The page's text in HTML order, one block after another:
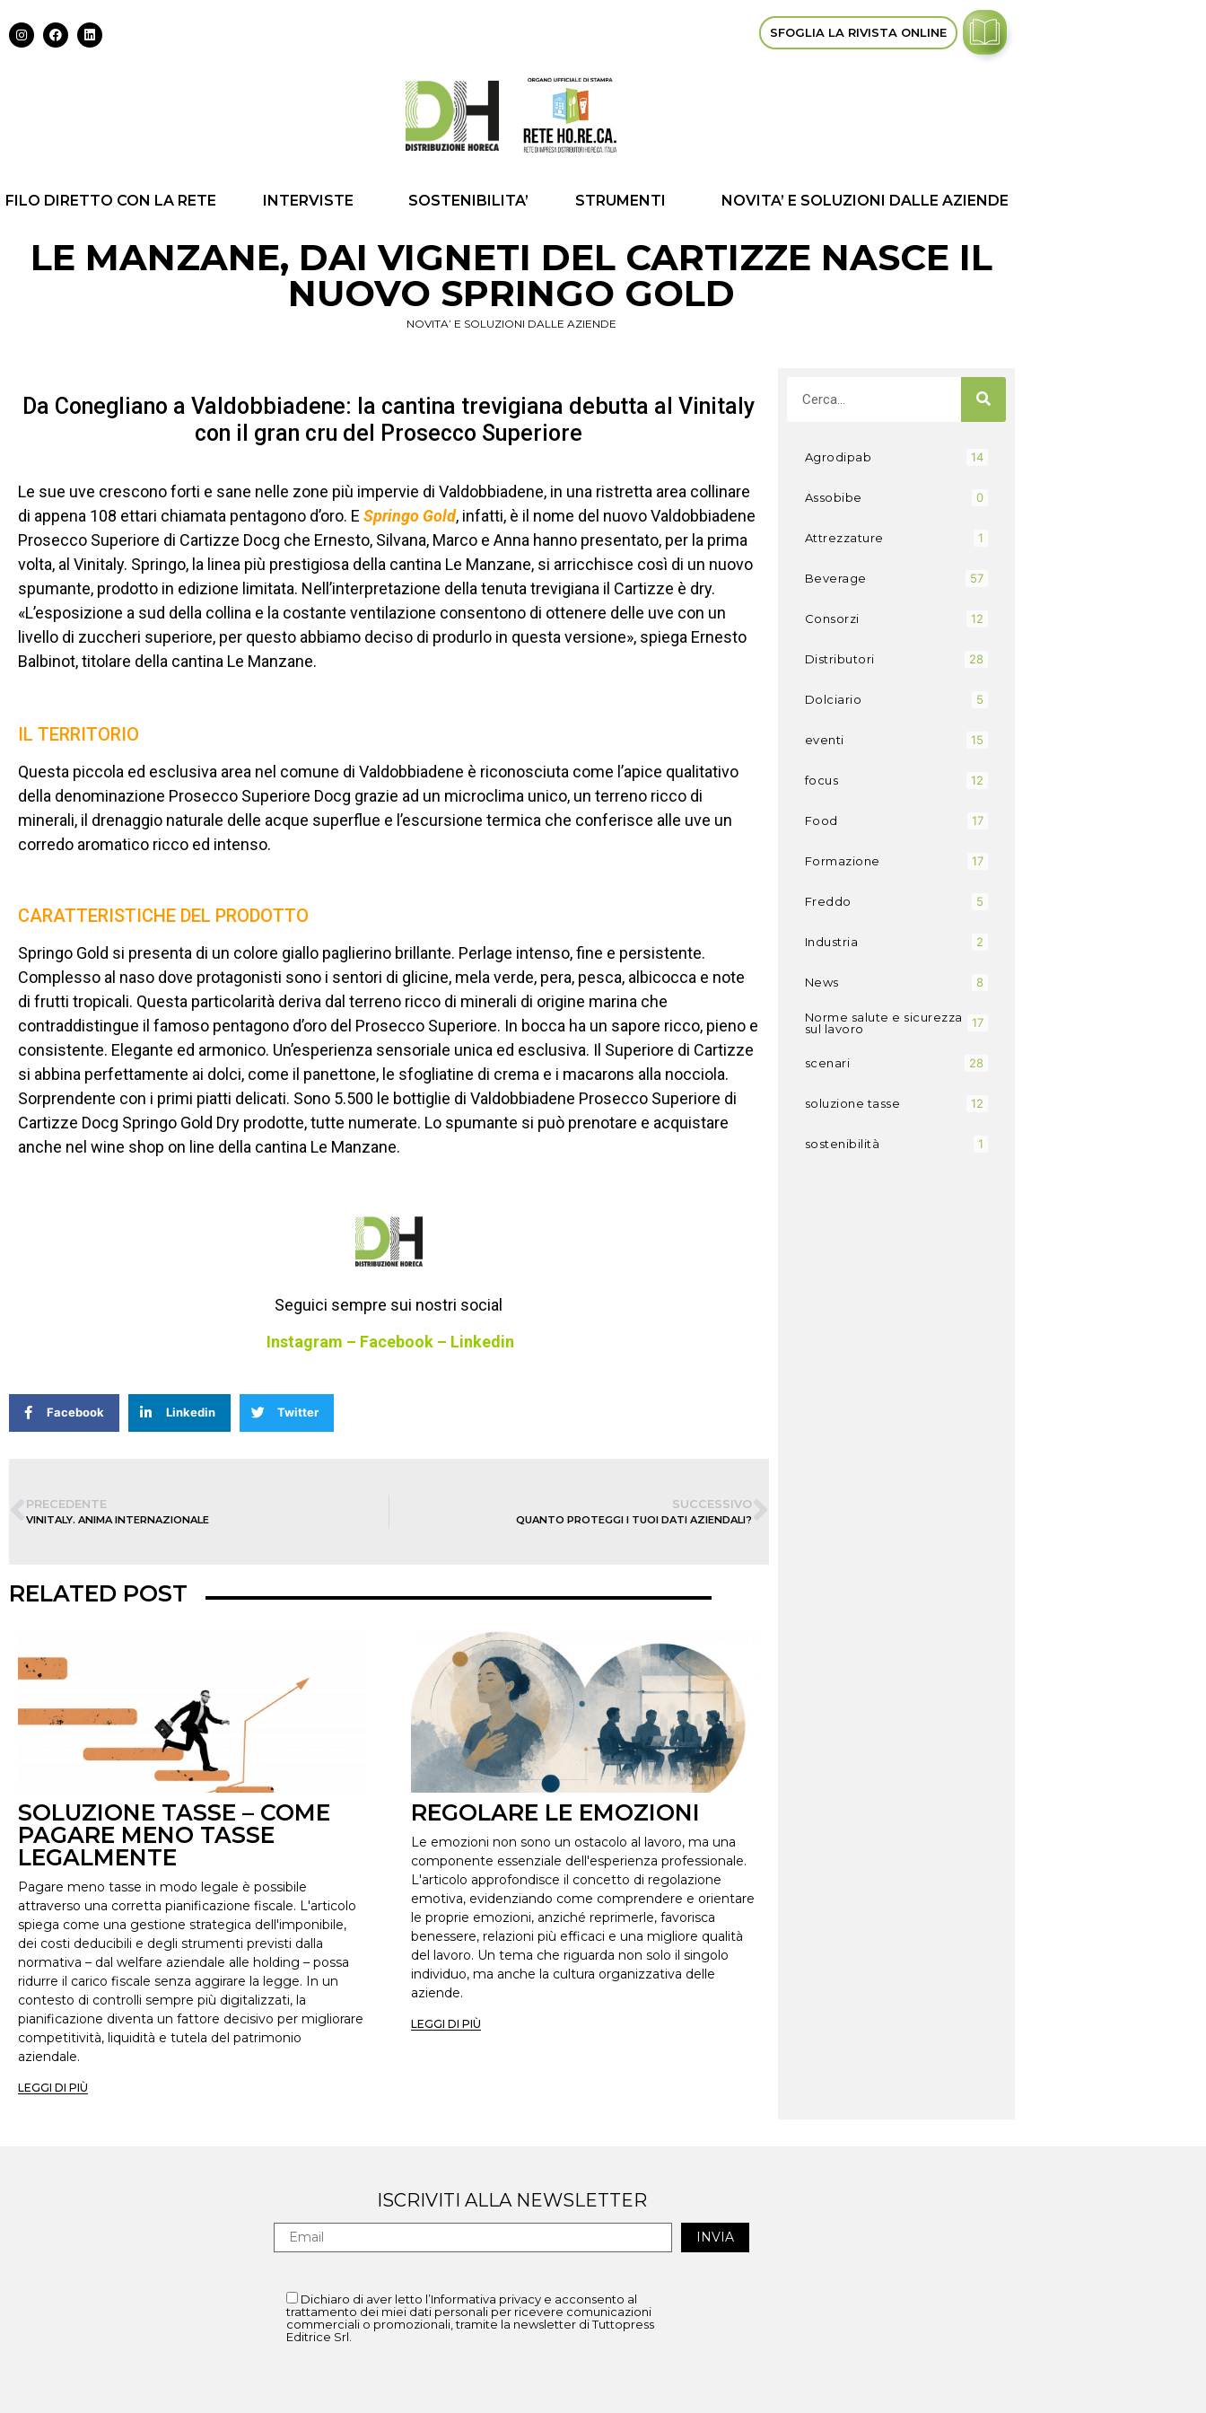
SFOGLIA LA RIVISTA ONLINE
FILO DIRETTO CON LA RETE INTERVISTE SOSTENIBILITA’ STRUMENTI NOVITA’ E SOLUZIONI DALLE AZIENDE
LE MANZANE, DAI VIGNETI DEL CARTIZZE NASCE IL
NUOVO SPRINGO GOLD
NOVITA’ E SOLUZIONI DALLE AZIENDE
Da Conegliano a Valdobbiadene: la cantina trevigiana debutta al Vinitaly
con il gran cru del Prosecco Superiore
Le sue uve crescono forti e sane nelle zone più impervie di Valdobbiadene, in una ristretta area collinare
di appena 108 ettari chiamata pentagono d’oro. E Springo Gold, infatti, è il nome del nuovo Valdobbiadene
Prosecco Superiore di Cartizze Docg che Ernesto, Silvana, Marco e Anna hanno presentato, per la prima
volta, al Vinitaly. Springo, la linea più prestigiosa della cantina Le Manzane, si arricchisce così di un nuovo
spumante, prodotto in edizione limitata. Nell’interpretazione della tenuta trevigiana il Cartizze è dry.
«L’esposizione a sud della collina e la costante ventilazione consentono di ottenere delle uve con un
livello di zuccheri superiore, per questo abbiamo deciso di produrlo in questa versione», spiega Ernesto
Balbinot, titolare della cantina Le Manzane.
IL TERRITORIO
Questa piccola ed esclusiva area nel comune di Valdobbiadene è riconosciuta come l’apice qualitativo
della denominazione Prosecco Superiore Docg grazie ad un microclima unico, un terreno ricco di
minerali, il drenaggio naturale delle acque superflue e l’escursione termica che conferisce alle uve un
corredo aromatico ricco ed intenso.
CARATTERISTICHE DEL PRODOTTO
Springo Gold si presenta di un colore giallo paglierino brillante. Perlage intenso, fine e persistente.
Complesso al naso dove protagonisti sono i sentori di glicine, mela verde, pera, pesca, albicocca e note
di frutti tropicali. Questa particolarità deriva dal terreno ricco di minerali di origine marina che
contraddistingue il famoso pentagono d’oro del Prosecco Superiore. In bocca ha un sapore ricco, pieno e
consistente. Elegante ed armonico. Un’esperienza sensoriale unica ed esclusiva. Il Superiore di Cartizze
si abbina perfettamente ai dolci, come il panettone, le sfogliatine di crema e i macarons alla nocciola.
Sorprendente con i primi piatti delicati. Sono 5.500 le bottiglie di Valdobbiadene Prosecco Superiore di
Cartizze Docg Springo Gold Dry prodotte, tutte numerate. Lo spumante si può prenotare e acquistare
anche nel wine shop on line della cantina Le Manzane.
Seguici sempre sui nostri social
Instagram – Facebook – Linkedin
Facebook Linkedin Twitter
PRECEDENTE
VINITALY. ANIMA INTERNAZIONALE
SUCCESSIVO
QUANTO PROTEGGI I TUOI DATI AZIENDALI?
RELATED POST
SOLUZIONE TASSE – COME
PAGARE MENO TASSE
LEGALMENTE
Pagare meno tasse in modo legale è possibile
attraverso una corretta pianificazione fiscale. L'articolo
spiega come una gestione strategica dell'imponibile,
dei costi deducibili e degli strumenti previsti dalla
normativa – dal welfare aziendale alle holding – possa
ridurre il carico fiscale senza aggirare la legge. In un
contesto di controlli sempre più digitalizzati, la
pianificazione diventa un fattore decisivo per migliorare
competitività, liquidità e tutela del patrimonio
aziendale.
LEGGI DI PIÙ
REGOLARE LE EMOZIONI
Le emozioni non sono un ostacolo al lavoro, ma una
componente essenziale dell'esperienza professionale.
L'articolo approfondisce il concetto di regolazione
emotiva, evidenziando come comprendere e orientare
le proprie emozioni, anziché reprimerle, favorisca
benessere, relazioni più efficaci e una migliore qualità
del lavoro. Un tema che riguarda non solo il singolo
individuo, ma anche la cultura organizzativa delle
aziende.
LEGGI DI PIÙ
Agrodipab 14
Assobibe 0
Attrezzature 1
Beverage 57
Consorzi 12
Distributori 28
Dolciario 5
eventi 15
focus 12
Food 17
Formazione 17
Freddo 5
Industria 2
News 8
Norme salute e sicurezza
sul lavoro
17
scenari 28
soluzione tasse 12
sostenibilità 1
ISCRIVITI ALLA NEWSLETTER
Dichiaro di aver letto l’Informativa privacy e acconsento al
trattamento dei miei dati personali per ricevere comunicazioni
commerciali o promozionali, tramite la newsletter di Tuttopress
Editrice Srl.